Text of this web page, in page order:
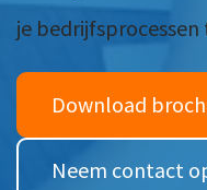
Veilig bestanden delen
Strategie en
je
Download
Neem contact